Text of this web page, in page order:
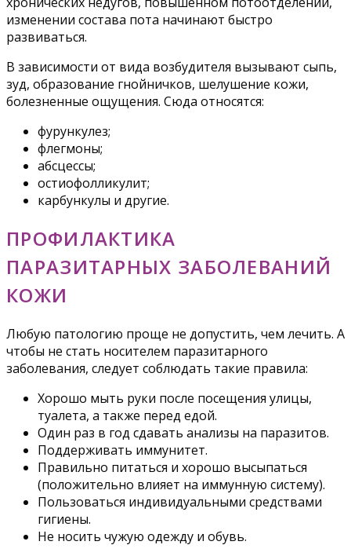
изменении состава пота начинают быстро
развиваться.
В зависимости от вида возбудителя вызывают сыпь,
зуд, образование гнойничков, шелушение кожи,
болезненные ощущения. Сюда относятся:
фурункулез;
флегмоны;
абсцессы;
остиофолликулит;
карбункулы и другие.
ПРОФИЛАКТИКА
ПАРАЗИТАРНЫХ ЗАБОЛЕВАНИЙ
КОЖИ
Любую патологию проще не допустить, чем лечить. А
чтобы не стать носителем паразитарного
заболевания, следует соблюдать такие правила:
Хорошо мыть руки после посещения улицы,
туалета, а также перед едой.
Один раз в год сдавать анализы на паразитов.
Поддерживать иммунитет.
Правильно питаться и хорошо высыпаться
(положительно влияет на иммунную систему).
Пользоваться индивидуальными средствами
гигиены.
Не носить чужую одежду и обувь.